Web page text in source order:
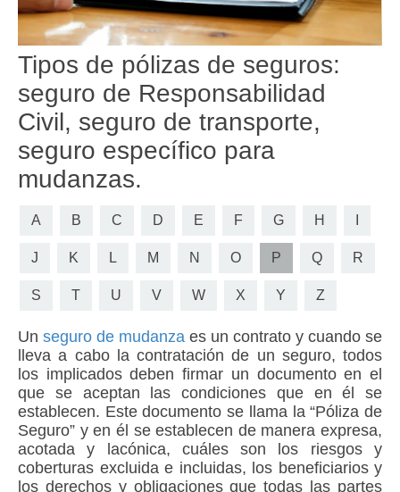
Tipos de pólizas de seguros:
seguro de Responsabilidad
Civil, seguro de transporte,
seguro específico para
mudanzas.
A B C D E F G H
J K L M N O P Q R
S T U V W X Y Z
Un seguro de mudanza es un contrato y cuando se
lleva a cabo la contratación de un seguro, todos
los implicados deben firmar un documento en el
que se aceptan las condiciones que en él se
establecen. Este documento se llama la “Póliza de
Seguro” y en él se establecen de manera expresa,
acotada y lacónica, cuáles son los riesgos y
coberturas excluida e incluidas, los beneficiarios y
los derechos y obligaciones que todas las partes